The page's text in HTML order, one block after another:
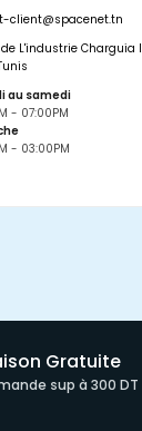
client@spacenet.tn
de L'industrie Charguia I
au samedi
- 07:00PM
- 03:00PM
Gratuite
sup à 300 DT